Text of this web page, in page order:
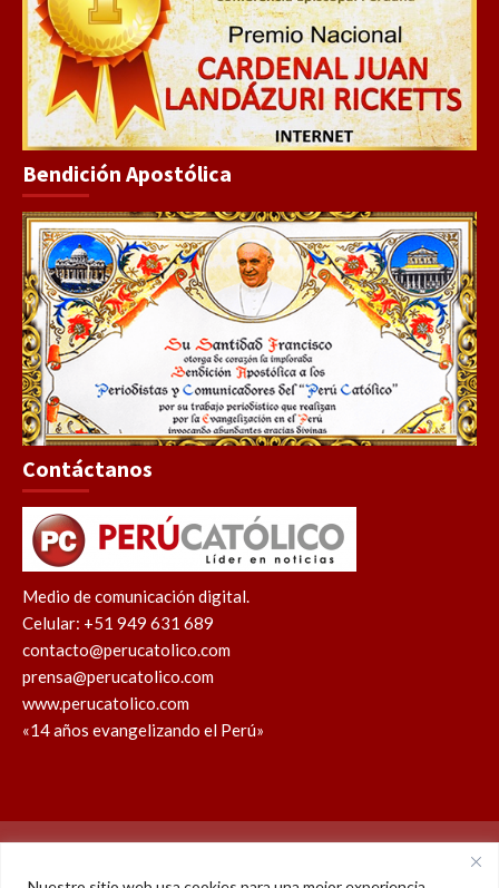
Bendición Apostólica
Contáctanos
Medio de comunicación digital.
Celular: +51 949 631 689
contacto@perucatolico.com
prensa@perucatolico.com
www.perucatolico.com
«14 años evangelizando el Perú»